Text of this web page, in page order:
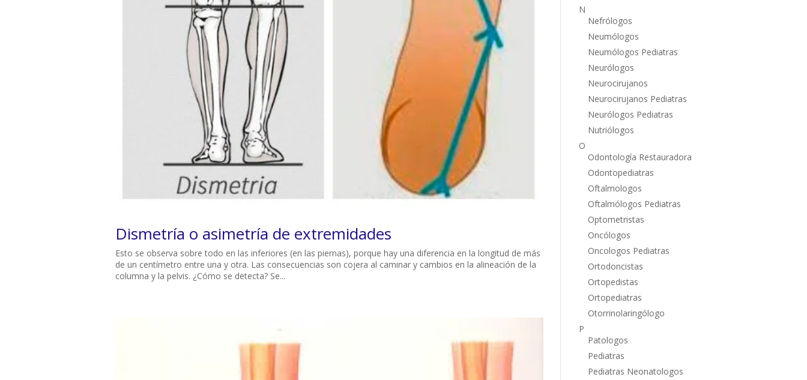
Dismetría o asimetría de extremidades
Esto se observa sobre todo en las inferiores (en las piernas), porque hay una diferencia en la longitud de más
de un centímetro entre una y otra. Las consecuencias son cojera al caminar y cambios en la alineación de la
columna y la pelvis. ¿Cómo se detecta? Se...
N
Nefrólogos
Neumólogos
Neumólogos Pediatras
Neurólogos
Neurocirujanos
Neurocirujanos Pediatras
Neurólogos Pediatras
Nutriólogos
O
Odontología Restauradora
Odontopediatras
Oftalmologos
Oftalmólogos Pediatras
Optometristas
Oncólogos
Oncologos Pediatras
Ortodoncistas
Ortopedistas
Ortopediatras
Otorrinolaringólogo
P
Patologos
Pediatras
Pediatras Neonatologos